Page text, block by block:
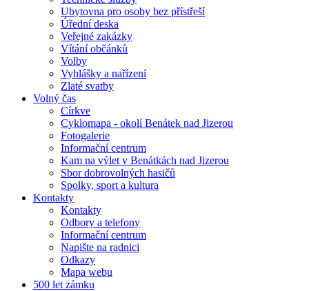
Ubytovna pro osoby bez přístřeší
Úřední deska
Veřejné zakázky
Vítání občánků
Volby
Vyhlášky a nařízení
Zlaté svatby
Volný čas
Církve
Cyklomapa - okolí Benátek nad Jizerou
Fotogalerie
Informační centrum
Kam na výlet v Benátkách nad Jizerou
Sbor dobrovolných hasičů
Spolky, sport a kultura
Kontakty
Kontakty
Odbory a telefony
Informační centrum
Napište na radnici
Odkazy
Mapa webu
500 let zámku